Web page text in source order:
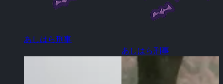
あしはら刑事
あしはら刑事